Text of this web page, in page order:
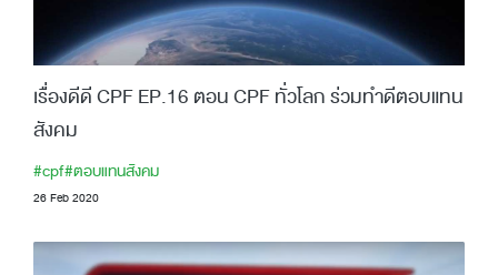
เรื่องดีดี CPF EP.16 ตอน CPF ทั่วโลก ร่วมทำดีตอบแทน
สังคม
#cpf#ตอบแทนสังคม
26 Feb 2020